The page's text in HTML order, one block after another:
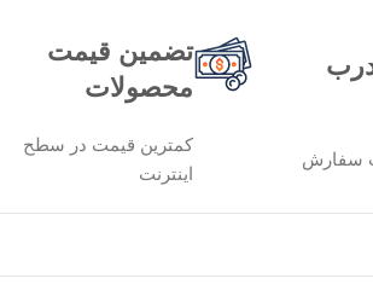
سفارش
تضمین قیمت
محصولات
کمترین قیمت در سطح
اینترنت